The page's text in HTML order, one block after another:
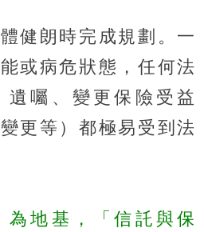
健朗時完成規劃。一
或病危狀態，任何法
遺囑、變更保險受益
更等）都極易受到法
為地基，「信託與保